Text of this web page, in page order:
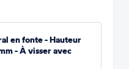
en fonte - Hauteur
- À visser avec